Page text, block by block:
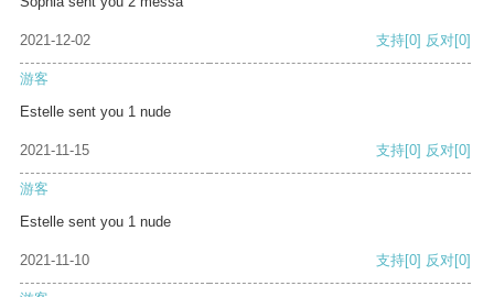
2021-12-02 支持[0] 反对[0]
游客
Estelle sent you 1 nude
2021-11-15 支持[0] 反对[0]
游客
Estelle sent you 1 nude
2021-11-10 支持[0] 反对[0]